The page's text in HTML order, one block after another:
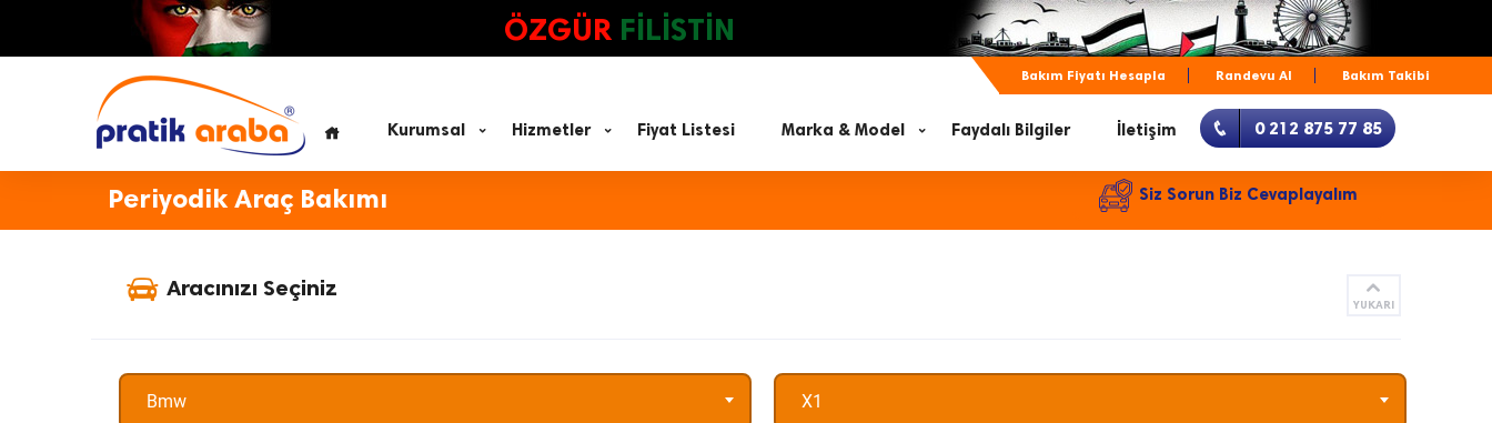
ÖZGÜR FİLİSTİN
Bakım Fiyatı Hesapla Randevu Al Bakım Takibi
Kurumsal Hizmetler Fiyat Listesi Marka & Model Faydalı Bilgiler İletişim 0 212 875 77 85
Periyodik Araç Bakımı Siz Sorun Biz Cevaplayalım
Aracınızı Seçiniz
YUKARI
Bmw X1